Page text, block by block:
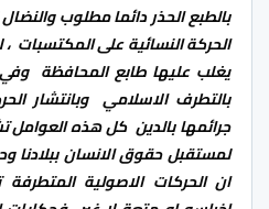
بالطبع الحذر دائما مطلوب
الحركة النسائية على المكتسبات
يغلب عليها طابع المحافظة
بالتطرف الاسلامي وبانتشار
جرائمها بالدين كل هذه
لمستقبل حقوق الانسان ببلادنا
ان الحركات الاصولية